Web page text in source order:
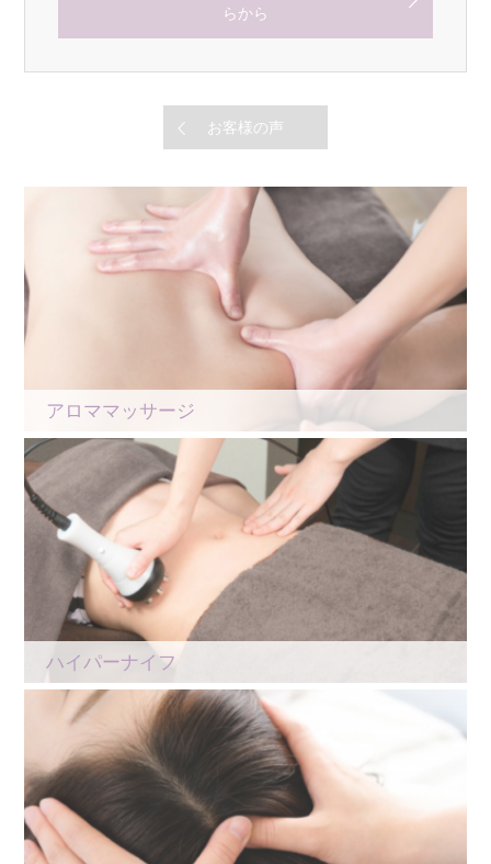
らから
お客様の声
アロママッサージ
ハイパーナイフ